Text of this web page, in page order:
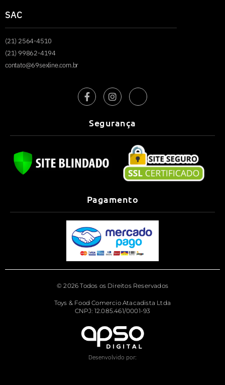
SAC
(21) 2564-4510
(21) 99862-4194
contato@69sexline.com.br
Segurança
Pagamento
© 2026 Todos os Direitos Reservados
Toys & Food Comercio Atacadista Ltda
CNPJ: 12.085.461/0001-93
Desenvolvido por: